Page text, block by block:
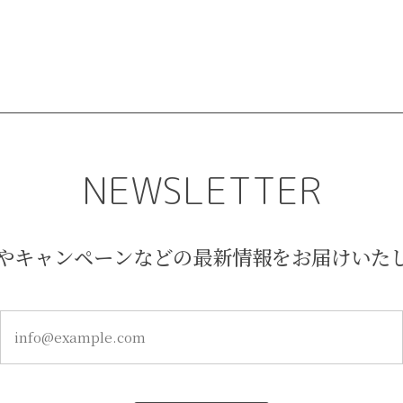
NEWSLETTER
キャンペーンなどの最新情報をお届けいた